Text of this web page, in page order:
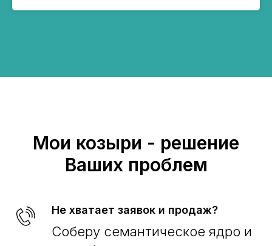
Мои козыри - решение
Ваших проблем
Не хватает заявок и продаж?
Соберу семантическое ядро и